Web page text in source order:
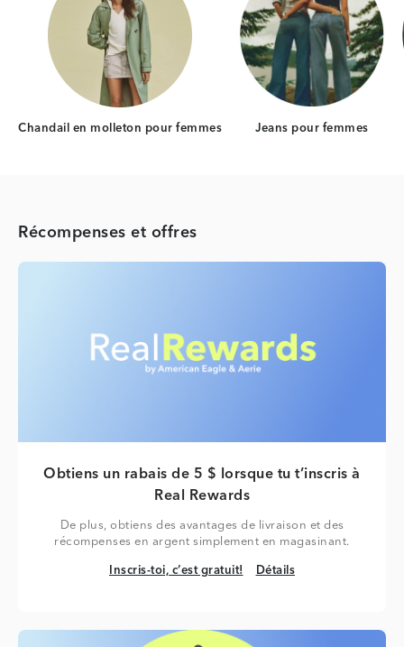
Chandail en molleton pour femmes Jeans pour femmes
Récompenses et offres
Obtiens un rabais de 5 $ lorsque tu t’inscris à
Real Rewards
De plus, obtiens des avantages de livraison et des
récompenses en argent simplement en magasinant.
Inscris-toi, c’est gratuit!
Inscris-toi, c’est gratuit! Détails
Détails